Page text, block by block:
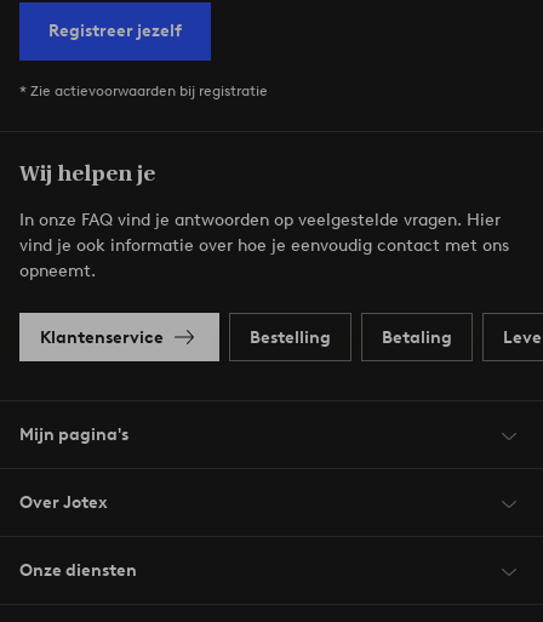
Registreer jezelf
* Zie actievoorwaarden bij registratie
Wij helpen je
In onze FAQ vind je antwoorden op veelgestelde vragen. Hier
vind je ook informatie over hoe je eenvoudig contact met ons
opneemt.
Klantenservice Bestelling Betaling
Mijn pagina's
Over Jotex
Onze diensten